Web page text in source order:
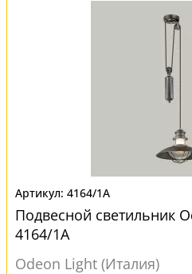
4164/1A
Подвесной светильник
4164/1A
Odeon Light (Италия)